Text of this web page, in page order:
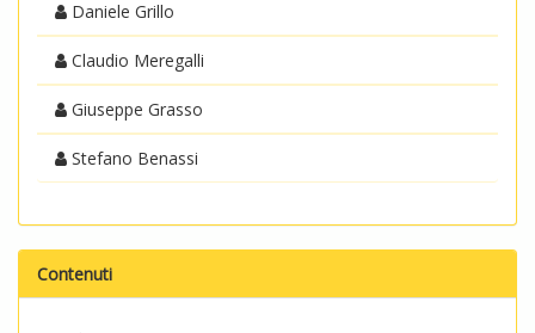
Daniele Grillo
Claudio Meregalli
Giuseppe Grasso
Stefano Benassi
Contenuti